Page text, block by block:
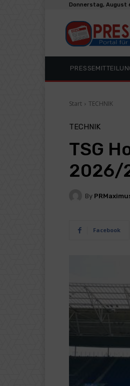
Donnerstag, August
Start TECHNIK
TECHNIK
TSG
2026/
By
Facebook